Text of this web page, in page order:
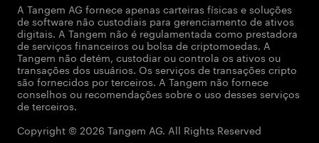
A Tangem AG fornece apenas carteiras físicas e soluções
de software não custodiais para gerenciamento de ativos
digitais. A Tangem não é regulamentada como prestadora
de serviços financeiros ou bolsa de criptomoedas. A
Tangem não detém, custodiar ou controla os ativos ou
transações dos usuários. Os serviços de transações cripto
são fornecidos por terceiros. A Tangem não fornece
conselhos ou recomendações sobre o uso desses serviços
de terceiros.